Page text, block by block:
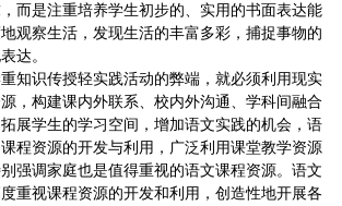
而是注重培养学生初步的、实用的书面表达能
观察生活，发现生活的丰富多彩，捕捉事物的
达。
识传授轻实践活动的弊端，就必须利用现实
，构建课内外联系、校内外沟通、学科间融合
展学生的学习空间，增加语文实践的机会，语
程资源的开发与利用，广泛利用课堂教学资源
强调家庭也是值得重视的语文课程资源。语文
重视课程资源的开发和利用，创造性地开展各